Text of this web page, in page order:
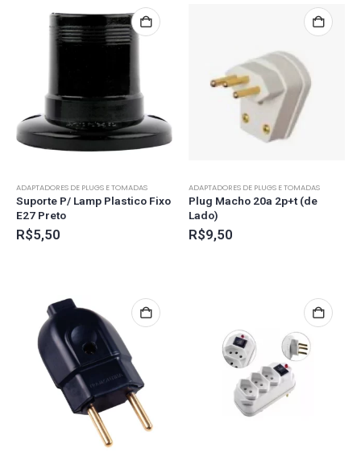
ADAPTADORES DE PLUGS E TOMADAS
Suporte P/ Lamp Plastico Fixo
E27 Preto
R$5,50
ADAPTADORES DE PLUGS E TOMADAS
Plug Macho 20a 2p+t (de
Lado)
R$9,50